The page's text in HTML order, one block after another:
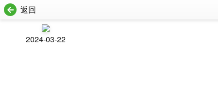
返回
2024-03-22